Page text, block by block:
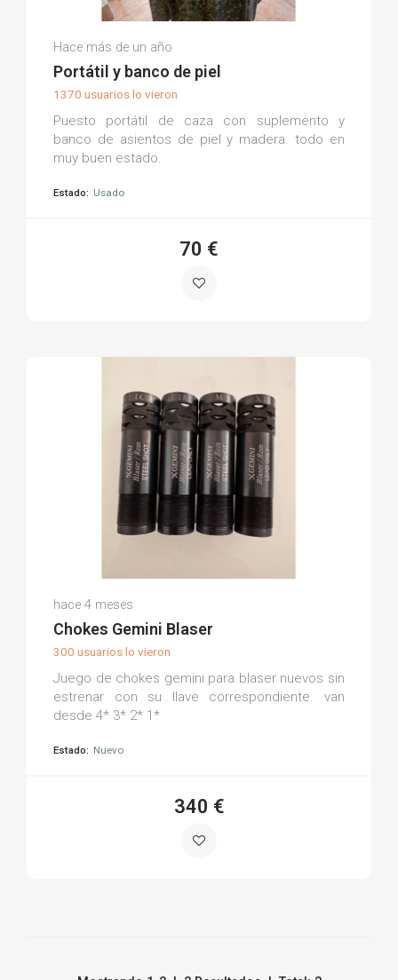
Antonio José E.
Hace más de un año
Portátil y banco de piel
1370 usuarios lo vieron
Puesto portátil de caza con suplemento y
banco de asientos de piel y madera. todo en
muy buen estado.
Estado: Usado
70 €
(0)
hace 4 meses
Chokes Gemini Blaser
300 usuarios lo vieron
Juego de chokes gemini para blaser nuevos sin
estrenar con su llave correspondiente. van
desde 4* 3* 2* 1*
Estado: Nuevo
340 €